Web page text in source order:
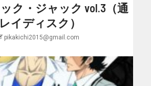
ク・ジャック vol.3（通
イディスク）
pikakichi2015@gmail.com